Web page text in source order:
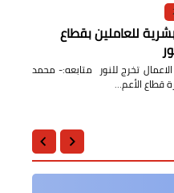
للعاملين بقطاع
الاعمال تخرج للنور متابعه:- محمد
قطاع الأعم…